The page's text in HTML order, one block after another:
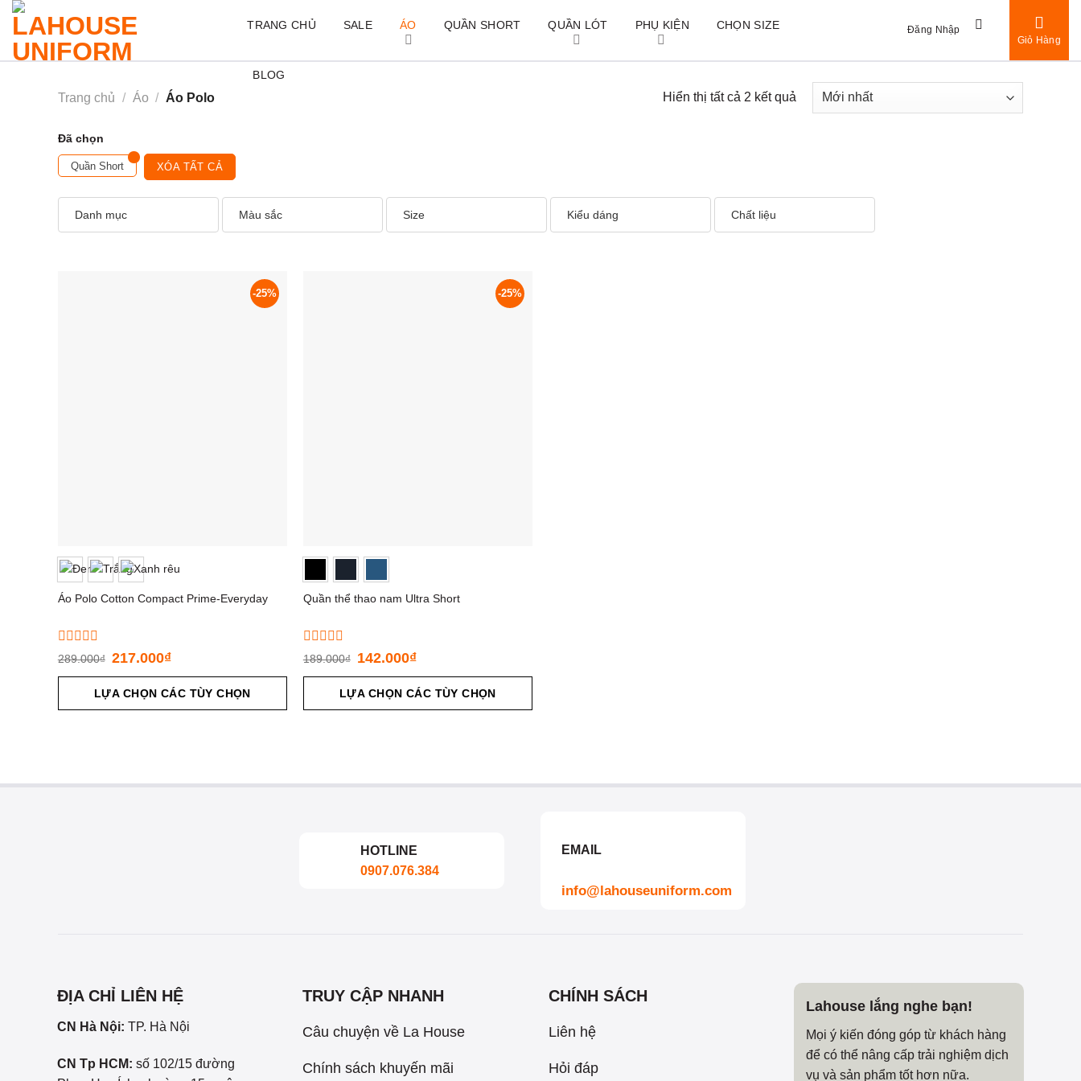
Skip
content
TRANG CHỦ SALE ÁO QUẦN SHORT QUẦN LÓT PHỤ KIỆN CHỌN SIZE
BLOG
Đăng Nhập
Giỏ Hàng
Trang chủ / Áo / Áo Polo Hiển thị tất cả 2 kết quả
Đã chọn
Quần Short XÓA TẤT CẢ
Danh mục Màu sắc Size Kiểu dáng Chất liệu
-25%
Áo Polo Cotton Compact Prime-Everyday
Được
hạng
5
289.000₫ 217.000₫
LỰA CHỌN CÁC TÙY CHỌN
-25%
Quần thể thao nam Ultra Short
Được
hạng
5
189.000₫ 142.000₫
LỰA CHỌN CÁC TÙY CHỌN
HOTLINE
0907.076.384
EMAIL
info@lahouseuniform.com
ĐỊA CHỈ LIÊN HỆ
CN Hà Nội: TP. Hà Nội
CN Tp HCM: số 102/15 đường
TRUY CẬP NHANH
Câu chuyện về La House
Chính sách khuyến mãi
CHÍNH SÁCH
Liên hệ
Hỏi đáp
Lahouse lắng nghe bạn!
Mọi ý kiến đóng góp từ khách hàng
để có thể nâng cấp trải nghiệm dịch
vụ và sản phẩm tốt hơn nữa.